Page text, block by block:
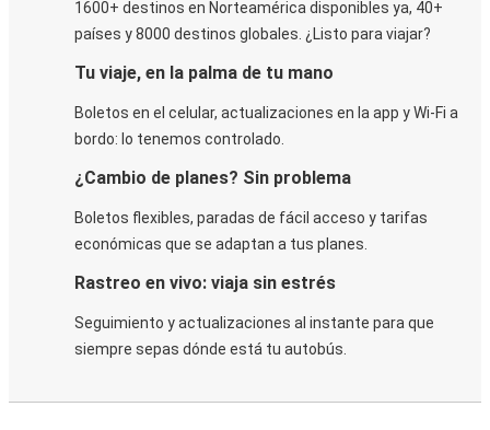
1600+ destinos en Norteamérica disponibles ya, 40+
países y 8000 destinos globales. ¿Listo para viajar?
Tu viaje, en la palma de tu mano
Boletos en el celular, actualizaciones en la app y Wi-Fi a
bordo: lo tenemos controlado.
¿Cambio de planes? Sin problema
Boletos flexibles, paradas de fácil acceso y tarifas
económicas que se adaptan a tus planes.
Rastreo en vivo: viaja sin estrés
Seguimiento y actualizaciones al instante para que
siempre sepas dónde está tu autobús.